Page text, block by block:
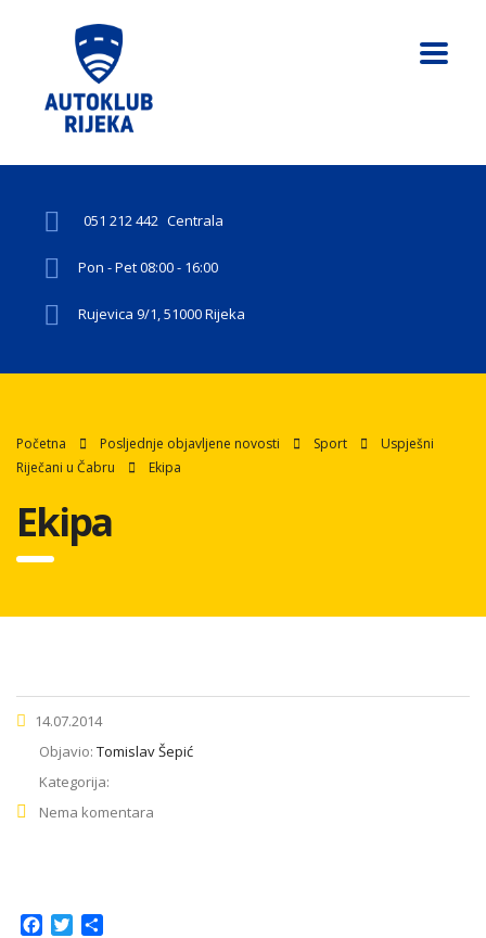
051 212 442 Centrala
Pon - Pet 08:00 - 16:00
Rujevica 9/1, 51000 Rijeka
Početna Posljednje objavljene novosti Sport
Uspješni
Riječani u Čabru
Ekipa
Ekipa
14.07.2014
Objavio: Tomislav Šepić
Kategorija:
Nema komentara
Facebook
Twitter